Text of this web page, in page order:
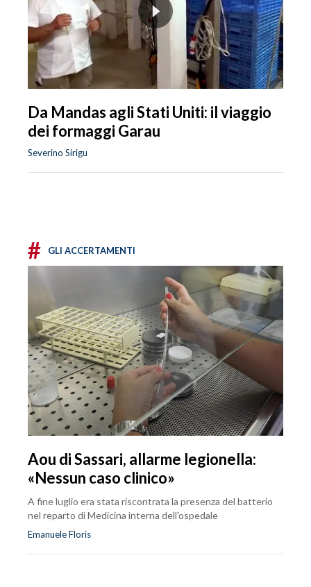
Da Mandas agli Stati Uniti: il viaggio
dei formaggi Garau
Severino Sirigu
# GLI ACCERTAMENTI
Aou di Sassari, allarme legionella:
«Nessun caso clinico»
A fine luglio era stata riscontrata la presenza del batterio
nel reparto di Medicina interna dell'ospedale
Emanuele Floris